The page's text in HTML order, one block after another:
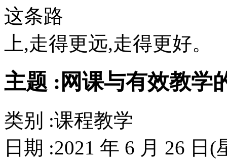
这条路
上,走得更远,走得更好。
主题 :网课与有效教学
类别 :课程教学
日期 :2021 年 6 月 26 日(